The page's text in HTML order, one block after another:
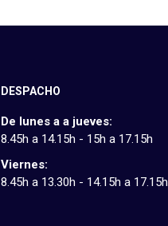
DESPACHO
De lunes a a jueves:
8.45h a 14.15h - 15h a 17.15h
Viernes:
8.45h a 13.30h - 14.15h a 17.15h